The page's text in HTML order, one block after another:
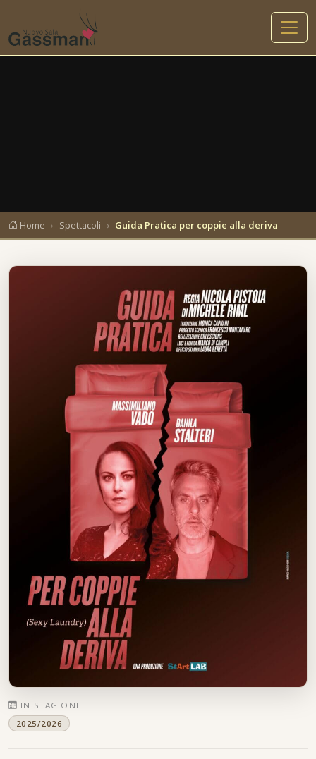
Home Spettacoli Guida Pratica per coppie alla deriva
IN STAGIONE
2025/2026